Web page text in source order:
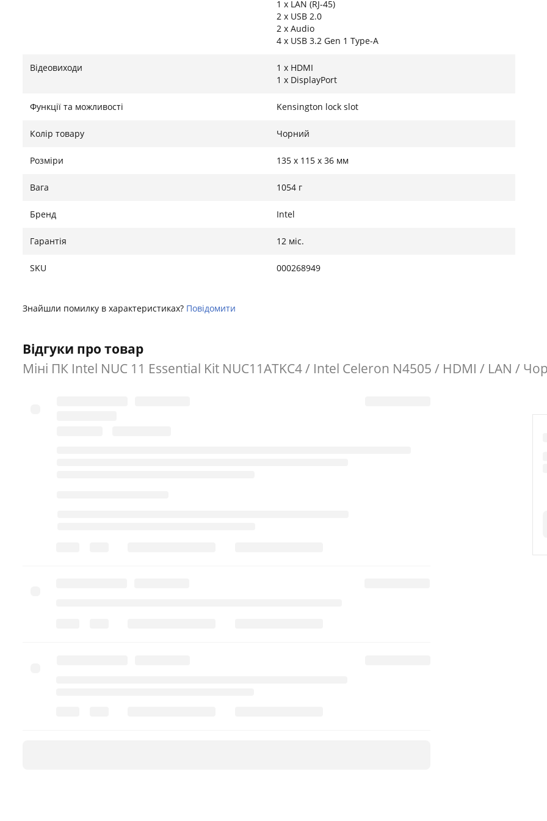
1 x LAN (RJ-45)
2 x USB 2.0
2 x Audio
4 x USB 3.2 Gen 1 Type-A
Відеовиходи
1 x HDMI
1 x DisplayPort
Функції та можливості Kensington lock slot
Колір товару Чорний
Розміри 135 х 115 х 36 мм
Вага 1054 г
Бренд Intel
Гарантія 12 міс.
SKU 000268949
Знайшли помилку в характеристиках? Повідомити
Відгуки про товар
Міні ПК Intel NUC 11 Essential Kit NUC11ATKC4 / Intel Celeron N4505 / HDMI / LAN /